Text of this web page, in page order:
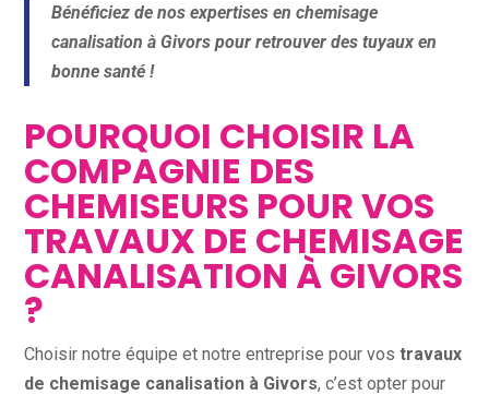
Bénéficiez de nos expertises en chemisage
canalisation à Givors pour retrouver des tuyaux en
bonne santé !
POURQUOI CHOISIR LA
COMPAGNIE DES
CHEMISEURS POUR VOS
TRAVAUX DE CHEMISAGE
CANALISATION À GIVORS
?
Choisir notre équipe et notre entreprise pour vostravaux
de chemisage canalisation à Givors, c’est opter pour